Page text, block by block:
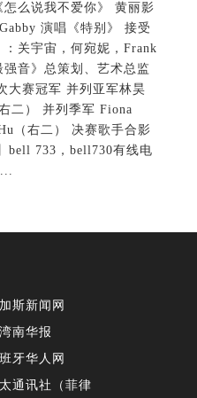
怎么说我不爱你》 黄丽影
演唱《特别》 接受
关宇宙，何宛妮，Frank
音》总策划、艺术总监
大赛冠军 并列亚军林昊
二） 并列季军 Fiona
（右二） 决赛歌手合影
bell 733，bell730有线电
斯新闻网
南华报
牙华人网
通讯社（菲律